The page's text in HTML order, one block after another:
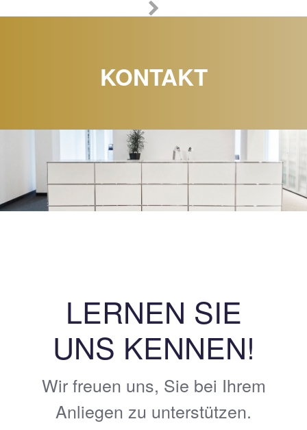
KONTAKT
LERNEN SIE
UNS KENNEN!
Wir freuen uns, Sie bei Ihrem
Anliegen zu unterstützen.